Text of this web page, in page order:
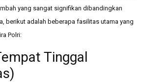
yang sangat signifikan dibandingkan
berikut adalah beberapa fasilitas utama yang
Polri:
Tinggal